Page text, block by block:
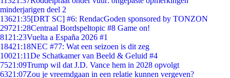
minderjarigen deel 2
13621:35[DRT SC] #6: RendacGoden sponsored by TONZON
29721:28Centraal Bordspeltopic #8 Game on!
81 21:23Vuelta a España 2026 #1
18421:18NEC #77: Wat een seizoen is dit zeg
10021:11De Schatkamer van Beeld & Geluid #4
7521:09Trump wil dat J.D. Vance hem in 2028 opvolgt
6321:07Zou je vreemdgaan in een relatie kunnen vergeven?